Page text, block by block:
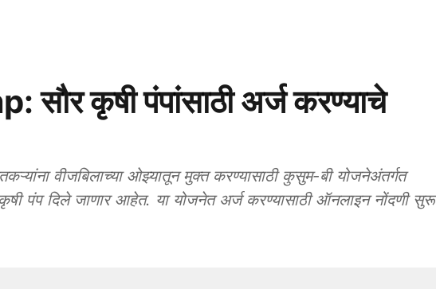
कृषी पंपांसाठी अर्ज करण्याचे
वीजबिलाच्या ओझ्यातून मुक्त करण्यासाठी कुसुम-बी योजनेअंतर्गत
पंप दिले जाणार आहेत. या योजनेत अर्ज करण्यासाठी ऑनलाइन नोंदणी सुरू